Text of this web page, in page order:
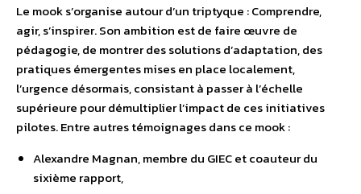
Le mook s’organise autour d’un triptyque : Comprendre,
agir, s’inspirer. Son ambition est de faire œuvre de
pédagogie, de montrer des solutions d’adaptation, des
pratiques émergentes mises en place localement,
l’urgence désormais, consistant à passer à l’échelle
supérieure pour démultiplier l’impact de ces initiatives
pilotes. Entre autres témoignages dans ce mook :
Alexandre Magnan, membre du GIEC et coauteur du
sixième rapport,